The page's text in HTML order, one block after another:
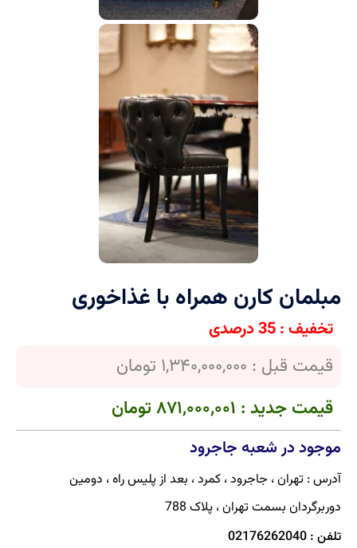
مبلمان کارن همراه با غذاخوری
تخفیف : 35 درصدی
قیمت قبل : 1,340,000,000 تومان
قیمت جدید : 871,000,001 تومان
موجود در شعبه جاجرود
آدرس : تهران ، جاجرود ، کمرد ، بعد از پلیس راه ، دومین
دوربرگردان بسمت تهران ، پلاک 788
تلفن : 02176262040